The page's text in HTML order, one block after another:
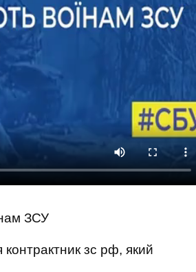
ЗСУ
зс рф, який